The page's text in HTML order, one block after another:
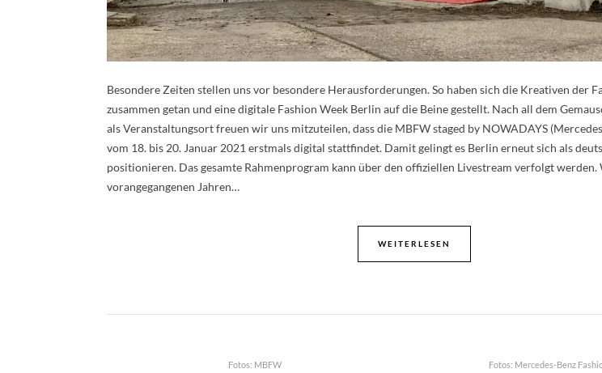
Besondere Zeiten stellen uns vor besondere Herausforderungen. So haben sich die Kreativen der
zusammen getan und eine digitale Fashion Week Berlin auf die Beine gestellt. Nach all dem
als Veranstaltungsort freuen wir uns mitzuteilen, dass die MBFW staged by NOWADAYS
vom 18. bis 20. Januar 2021 erstmals digital stattfindet. Damit gelingt es Berlin erneut sich als
positionieren. Das gesamte Rahmenprogram kann über den offiziellen Livestream verfolgt werden.
vorangegangenen Jahren…
WEITERLESEN
Fotos: MBFW Fotos: Mercedes-Benz